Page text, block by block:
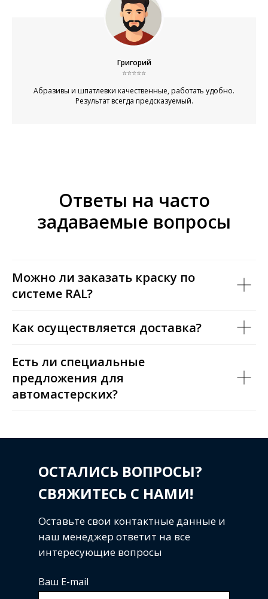
Григорий
⭐⭐⭐⭐⭐
Абразивы и шпатлевки качественные, работать удобно.
Результат всегда предсказуемый.
Ответы на часто
задаваемые вопросы
Можно ли заказать краску по
системе RAL?
Как осуществляется доставка?
Есть ли специальные
предложения для
автомастерских?
Ваш E-mail
ОСТАЛИСЬ ВОПРОСЫ?
СВЯЖИТЕСЬ С НАМИ!
Оставьте свои контактные данные и
наш менеджер ответит на все
интересующие вопросы